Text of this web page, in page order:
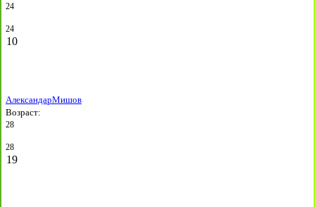
24
24
10
АлександарМишов
Возраст:
28
28
19